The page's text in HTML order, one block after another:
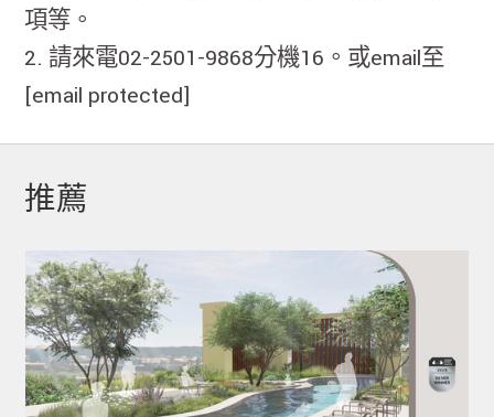
項等。
2. 請來電02-2501-9868分機16。或email至
[email protected]
推薦